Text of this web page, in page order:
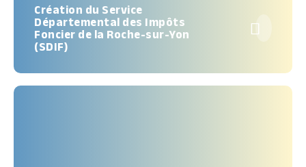
Création du Service
Départemental des Impôts
Foncier de la Roche-sur-Yon
(SDIF)
